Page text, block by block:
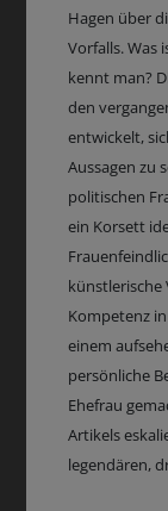
Hagen über
Vorfalls. Was
kennt man?
den
entwickelt,
Aussagen zu
politischen
ein Korsett
künstlerische
Kompetenz
einem
persönliche
Ehefrau
Artikels
legendären,